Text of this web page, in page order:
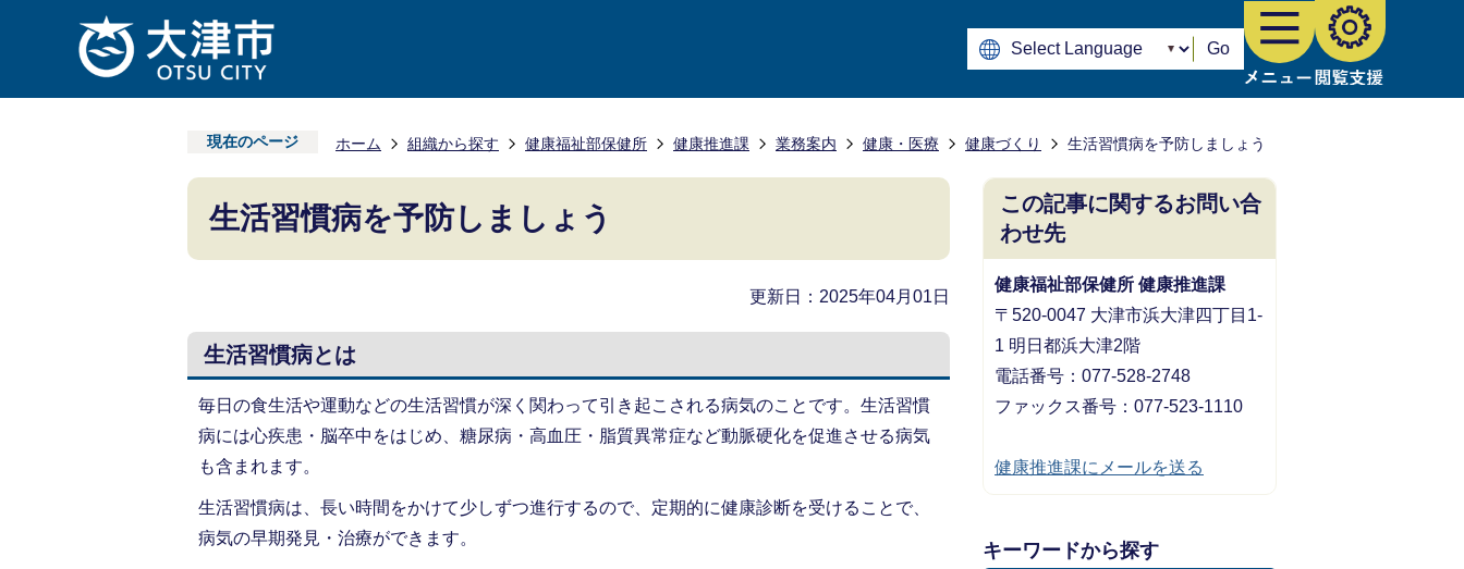
Go
現在のページ ホーム 組織から探す 健康福祉部保健所 健康推進課 業務案内 健康・医療 健康づくり 生活習慣病を予防しましょう
生活習慣病を予防しましょう
更新日：2025年04月01日
生活習慣病とは
毎日の食生活や運動などの生活習慣が深く関わって引き起こされる病気のことです。生活習慣
病には心疾患・脳卒中をはじめ、糖尿病・高血圧・脂質異常症など動脈硬化を促進させる病気
も含まれます。
生活習慣病は、長い時間をかけて少しずつ進行するので、定期的に健康診断を受けることで、
病気の早期発見・治療ができます。
この記事に関するお問い合
わせ先
健康福祉部保健所 健康推進課
〒520-0047 大津市浜大津四丁目1-
1 明日都浜大津2階
電話番号：077-528-2748
ファックス番号：077-523-1110
健康推進課にメールを送る
キーワードから探す